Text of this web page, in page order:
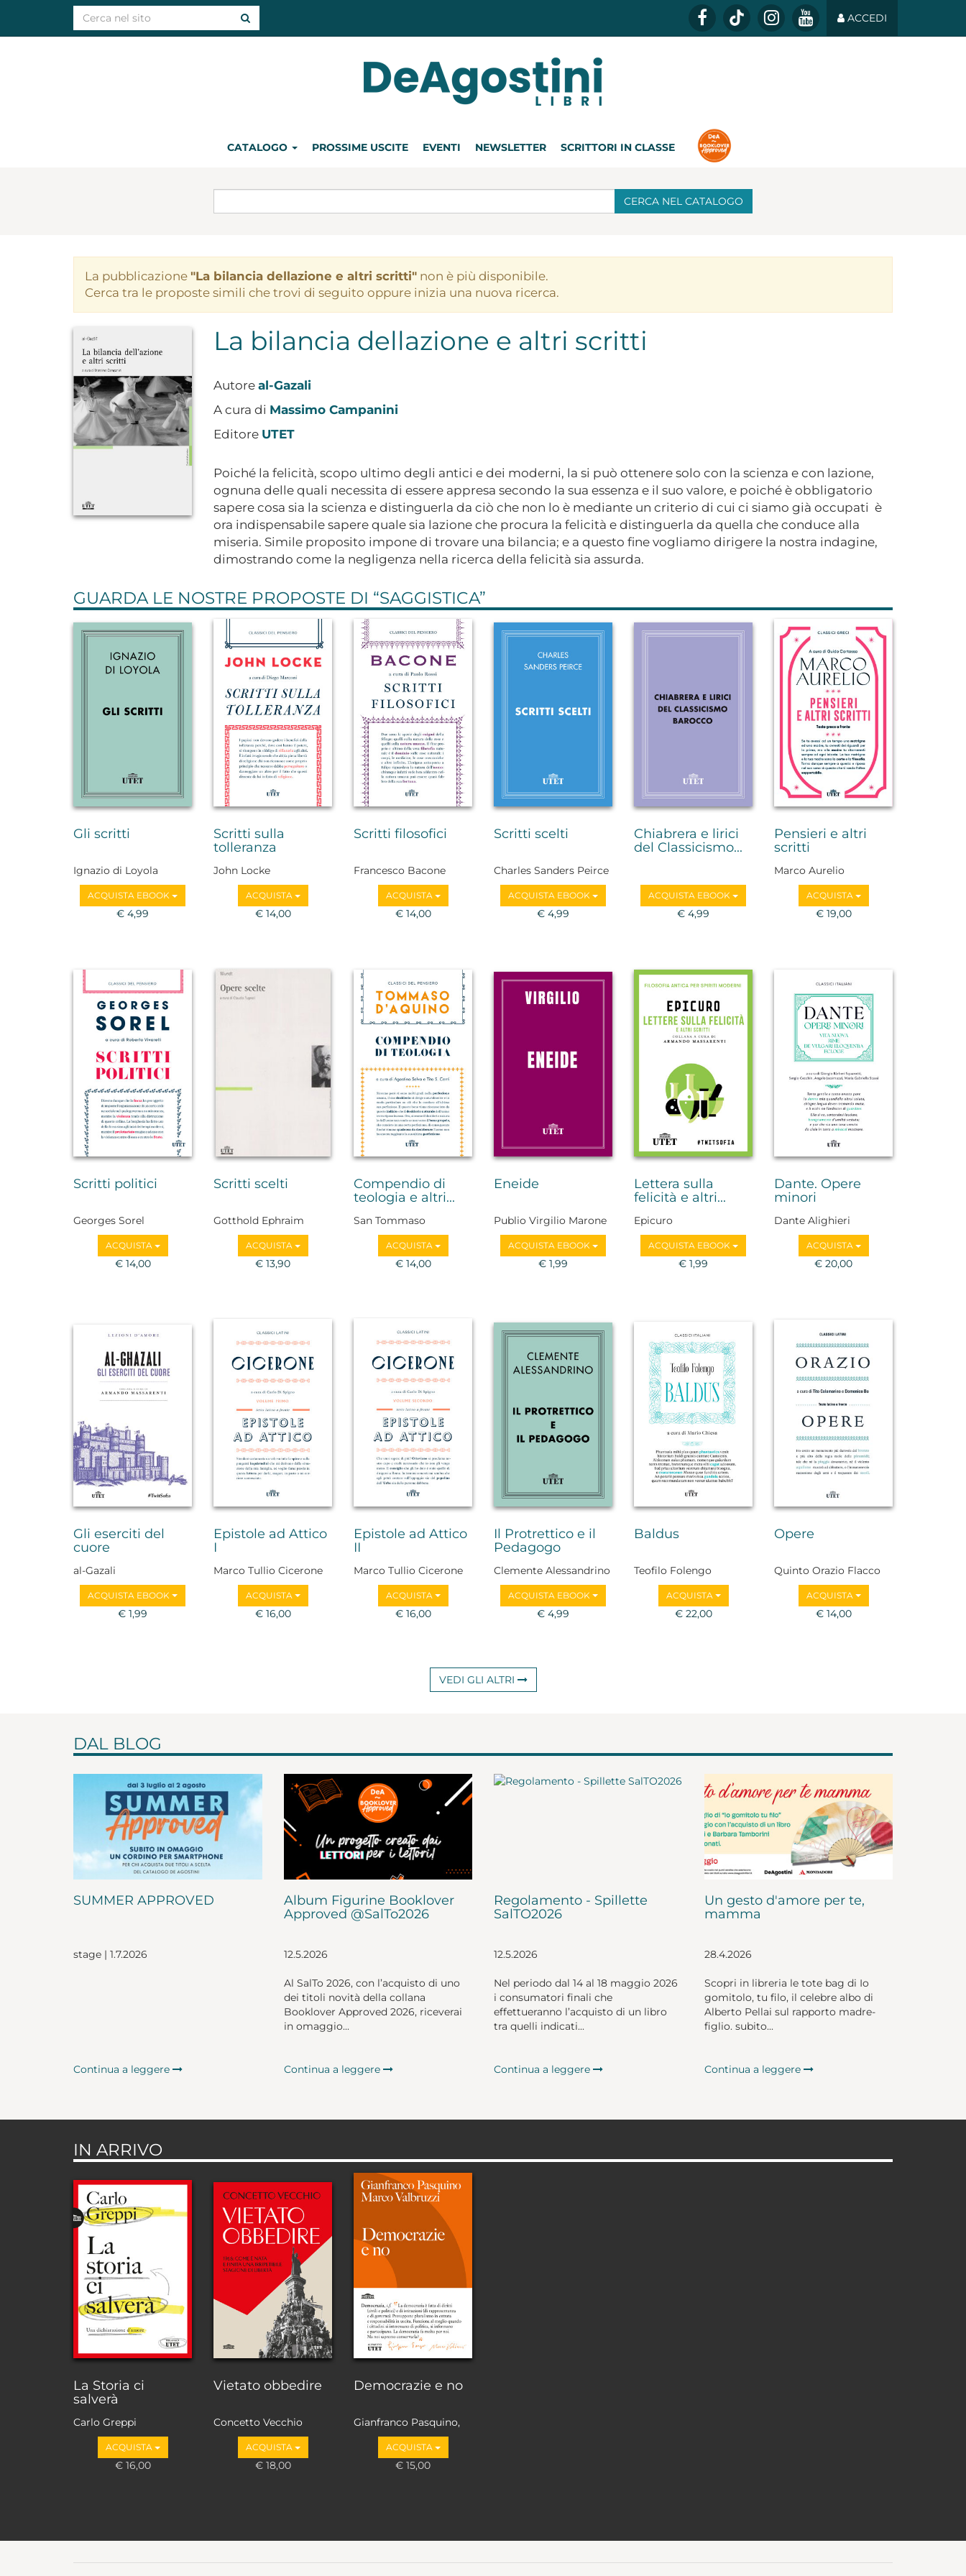
ACCEDI
CATALOGO PROSSIME USCITE EVENTI NEWSLETTER SCRITTORI IN CLASSE
CERCA NEL CATALOGO
La pubblicazione "La bilancia dellazione e altri scritti" non è più disponibile.
Cerca tra le proposte simili che trovi di seguito oppure inizia una nuova ricerca.
La bilancia dellazione e altri scritti
Autore al-Gazali
A cura di Massimo Campanini
Editore UTET
Poiché la felicità, scopo ultimo degli antici e dei moderni, la si può ottenere solo con la scienza e con lazione,
ognuna delle quali necessita di essere appresa secondo la sua essenza e il suo valore, e poiché è obbligatorio
sapere cosa sia la scienza e distinguerla da ciò che non lo è mediante un criterio di cui ci siamo già occupati  è
ora indispensabile sapere quale sia lazione che procura la felicità e distinguerla da quella che conduce alla
miseria. Simile proposito impone di trovare una bilancia; e a questo fine vogliamo dirigere la nostra indagine,
dimostrando come la negligenza nella ricerca della felicità sia assurda.
GUARDA LE NOSTRE PROPOSTE DI “SAGGISTICA”
Gli scritti
Ignazio di Loyola
ACQUISTA EBOOK
€ 4,99
Scritti sulla
tolleranza
John Locke
ACQUISTA
€ 14,00
Scritti filosofici
Francesco Bacone
ACQUISTA
€ 14,00
Scritti scelti
Charles Sanders Peirce
ACQUISTA EBOOK
€ 4,99
Chiabrera e lirici
del Classicismo...
ACQUISTA EBOOK
€ 4,99
Pensieri e altri
scritti
Marco Aurelio
ACQUISTA
€ 19,00
Scritti politici
Georges Sorel
ACQUISTA
€ 14,00
Scritti scelti
Gotthold Ephraim
Lessing
ACQUISTA
€ 13,90
Compendio di
teologia e altri...
San Tommaso
D'Aquino
ACQUISTA
€ 14,00
Eneide
Publio Virgilio Marone
ACQUISTA EBOOK
€ 1,99
Lettera sulla
felicità e altri...
Epicuro
ACQUISTA EBOOK
€ 1,99
Dante. Opere
minori
Dante Alighieri
ACQUISTA
€ 20,00
Gli eserciti del
cuore
al-Gazali
ACQUISTA EBOOK
€ 1,99
Epistole ad Attico
I
Marco Tullio Cicerone
ACQUISTA
€ 16,00
Epistole ad Attico
II
Marco Tullio Cicerone
ACQUISTA
€ 16,00
Il Protrettico e il
Pedagogo
Clemente Alessandrino
ACQUISTA EBOOK
€ 4,99
Baldus
Teofilo Folengo
ACQUISTA
€ 22,00
Opere
Quinto Orazio Flacco
ACQUISTA
€ 14,00
VEDI GLI ALTRI
DAL BLOG
SUMMER APPROVED
stage | 1.7.2026
Continua a leggere
Album Figurine Booklover
Approved @SalTo2026
12.5.2026
Al SalTo 2026, con l’acquisto di uno
dei titoli novità della collana
Booklover Approved 2026, riceverai
in omaggio...
Continua a leggere
Regolamento - Spillette
SalTO2026
12.5.2026
Nel periodo dal 14 al 18 maggio 2026
i consumatori finali che
effettueranno l’acquisto di un libro
tra quelli indicati...
Continua a leggere
Un gesto d'amore per te,
mamma
28.4.2026
Scopri in libreria le tote bag di Io
gomitolo, tu filo, il celebre albo di
Alberto Pellai sul rapporto madre-
figlio. subito...
Continua a leggere
IN ARRIVO
La Storia ci
salverà
Carlo Greppi
ACQUISTA
€ 16,00
Vietato obbedire
Concetto Vecchio
ACQUISTA
€ 18,00
Democrazie e no
Gianfranco Pasquino,
Marco Valbruzzi
ACQUISTA
€ 15,00